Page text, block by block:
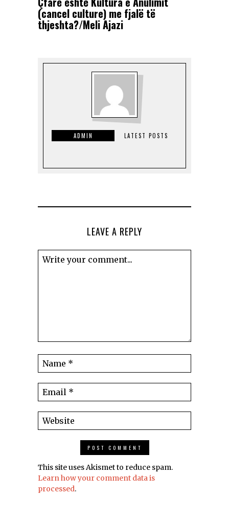
(cancel culture) me fjalë të
thjeshta?/Meli Ajazi
ADMIN LATEST POSTS
LEAVE A REPLY
This site uses Akismet to reduce spam.
Learn how your comment data is
processed.